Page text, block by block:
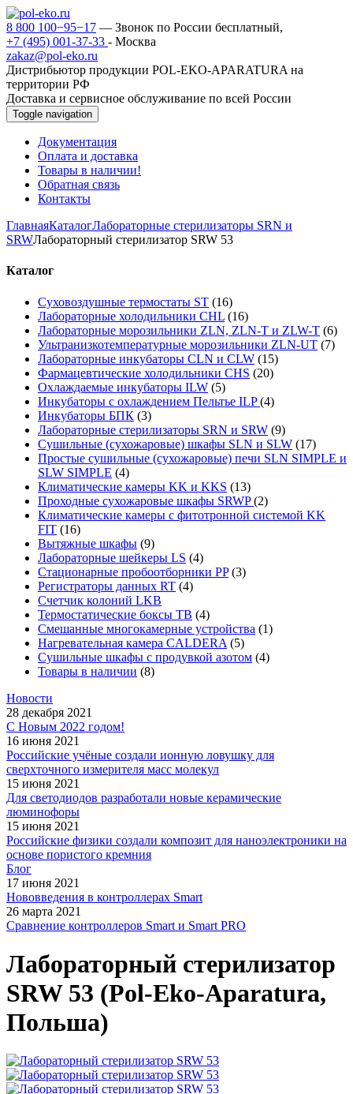
8 800 100−95−17 — Звонок по России бесплатный,
+7 (495) 001-37-33 - Москва
zakaz@pol-eko.ru
Дистрибьютор продукции POL-EKO-APARATURA на
территории РФ
Доставка и сервисное обслуживание по всей России
Toggle navigation
Документация
Оплата и доставка
Товары в наличии!
Обратная связь
Контакты
ГлавнаяКаталогЛабораторные стерилизаторы SRN и
SRWЛабораторный стерилизатор SRW 53
Каталог
Суховоздушные термостаты ST (16)
Лабораторные холодильники CHL (16)
Лабораторные морозильники ZLN, ZLN-T и ZLW-T (6)
Ультранизкотемпературные морозильники ZLN-UT (7)
Лабораторные инкубаторы CLN и CLW (15)
Фармацевтические холодильники CHS (20)
Охлаждаемые инкубаторы ILW (5)
Инкубаторы с охлаждением Пельтье ILP(4)
Инкубаторы БПК (3)
Лабораторные стерилизаторы SRN и SRW (9)
Сушильные (сухожаровые) шкафы SLN и SLW (17)
Простые сушильные (сухожаровые) печи SLN SIMPLE и
SLW SIMPLE (4)
Климатические камеры KK и KKS (13)
Проходные сухожаровые шкафы SRWP(2)
Климатические камеры с фитотронной системой KK
FIT (16)
Вытяжные шкафы (9)
Лабораторные шейкеры LS (4)
Стационарные пробоотборники PP (3)
Регистраторы данных RT (4)
Счетчик колоний LKB
Термостатические боксы TB (4)
Смешанные многокамерные устройства (1)
Нагревательная камера CALDERA (5)
Сушильные шкафы с продувкой азотом (4)
Товары в наличии (8)
Новости
28 декабря 2021
С Новым 2022 годом!
16 июня 2021
Российские учёные создали ионную ловушку для
сверхточного измерителя масс молекул
15 июня 2021
Для светодиодов разработали новые керамические
люминофоры
15 июня 2021
Российские физики создали композит для наноэлектроники на
основе пористого кремния
Блог
17 июня 2021
Нововведения в контроллерах Smart
26 марта 2021
Сравнение контроллеров Smart и Smart PRO
Лабораторный стерилизатор
SRW 53 (Pol-Eko-Aparatura,
Польша)